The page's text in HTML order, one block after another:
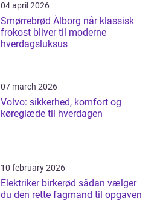
04 april 2026
Smørrebrød Ålborg når klassisk
frokost bliver til moderne
hverdagsluksus
07 march 2026
Volvo: sikkerhed, komfort og
køreglæde til hverdagen
10 february 2026
Elektriker birkerød sådan vælger
du den rette fagmand til opgaven